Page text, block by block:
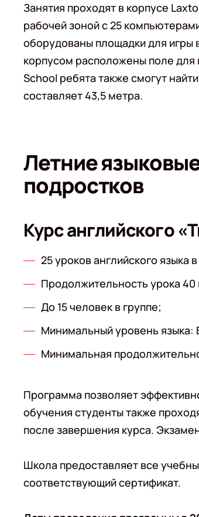
Занятия проходят в корпусе
рабочей зоной с 25
оборудованы площадки для игры
корпусом расположены поле для
School ребята также смогут
составляет 43,5 метра.
Летние
подростков
Курс английского
25 уроков английского языка
Продолжительность урока 40
До 15 человек в группе;
Минимальный уровень языка:
Минимальная
Программа позволяет
обучения студенты также
после завершения курса.
Школа предоставляет все
соответствующий сертификат.